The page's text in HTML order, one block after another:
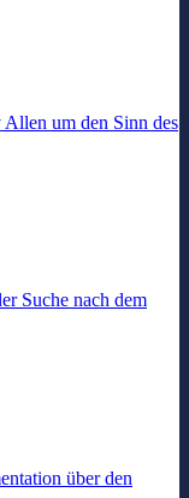
um den Sinn des
Suche nach dem
über den